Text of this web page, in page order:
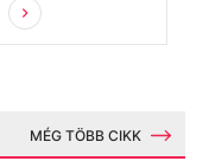
MÉG TÖBB CIKK